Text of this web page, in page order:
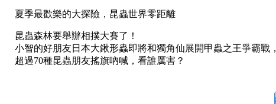
夏季最歡樂的大探險，昆蟲世界零距離
昆蟲森林要舉辦相撲大賽了！
小智的好朋友日本大鍬形蟲即將和獨角仙展開甲蟲之王爭霸戰，
超過70種昆蟲朋友搖旗吶喊，看誰厲害？